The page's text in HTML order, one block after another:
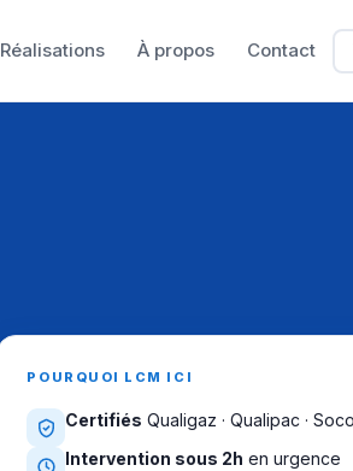
Réalisations À propos Contact
POURQUOI LCM ICI
Certifiés Qualigaz · Qualipac ·
Intervention sous 2h en urgence